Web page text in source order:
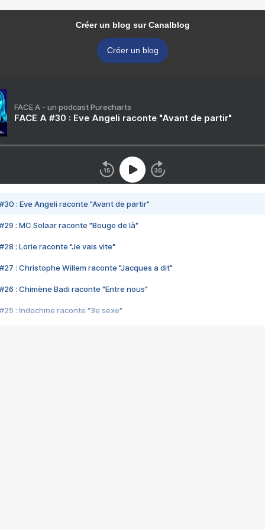
Créer un blog sur Canalblog
Créer un blog
FACE A - un podcast Purecharts
FACE A #30 : Eve Angeli raconte "Avant de partir"
#30 : Eve Angeli raconte "Avant de partir"
#29 : MC Solaar raconte "Bouge de là"
#28 : Lorie raconte "Je vais vite"
#27 : Christophe Willem raconte "Jacques a dit"
#26 : Chimène Badi raconte "Entre nous"
#25 : Indochine raconte "3e sexe"